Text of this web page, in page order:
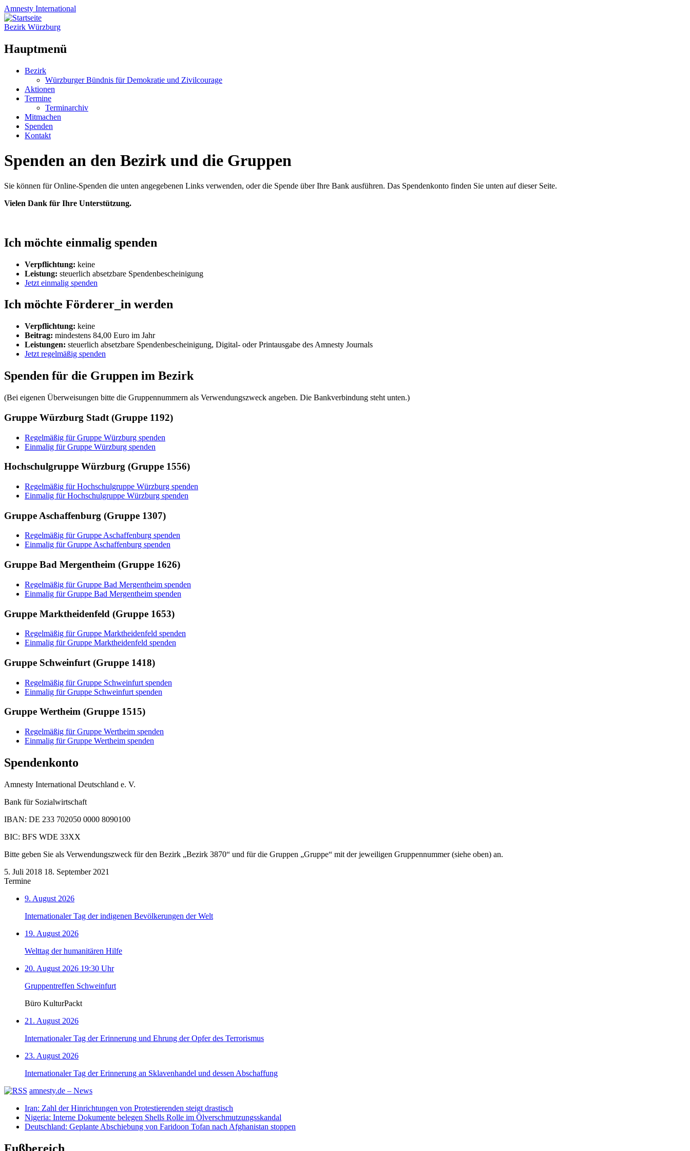
Amnesty International
Bezirk Würzburg
Hauptmenü
Zum
springen
Bezirk
Würzburger Bündnis für Demokratie und Zivilcourage
Aktionen
Termine
Terminarchiv
Mitmachen
Spenden
Kontakt
Spenden an den Bezirk und die Gruppen
Sie können für Online-Spenden die unten angegebenen Links verwenden, oder die Spende über Ihre Bank ausführen. Das Spendenkonto finden Sie unten auf dieser Seite.
Vielen Dank für Ihre Unterstützung.
Ich möchte einmalig spenden
Verpflichtung: keine
Leistung: steuerlich absetzbare Spendenbescheinigung
Jetzt einmalig spenden
Ich möchte Förderer_in werden
Verpflichtung: keine
Beitrag: mindestens 84,00 Euro im Jahr
Leistungen: steuerlich absetzbare Spendenbescheinigung, Digital- oder Printausgabe des Amnesty Journals
Jetzt regelmäßig spenden
Spenden für die Gruppen im Bezirk
(Bei eigenen Überweisungen bitte die Gruppennummern als Verwendungszweck angeben. Die Bankverbindung steht unten.)
Gruppe Würzburg Stadt (Gruppe 1192)
Regelmäßig für Gruppe Würzburg spenden
Einmalig für Gruppe Würzburg spenden
Hochschulgruppe Würzburg (Gruppe 1556)
Regelmäßig für Hochschulgruppe Würzburg spenden
Einmalig für Hochschulgruppe Würzburg spenden
Gruppe Aschaffenburg (Gruppe 1307)
Regelmäßig für Gruppe Aschaffenburg spenden
Einmalig für Gruppe Aschaffenburg spenden
Gruppe Bad Mergentheim (Gruppe 1626)
Regelmäßig für Gruppe Bad Mergentheim spenden
Einmalig für Gruppe Bad Mergentheim spenden
Gruppe Marktheidenfeld (Gruppe 1653)
Regelmäßig für Gruppe Marktheidenfeld spenden
Einmalig für Gruppe Marktheidenfeld spenden
Gruppe Schweinfurt (Gruppe 1418)
Regelmäßig für Gruppe Schweinfurt spenden
Einmalig für Gruppe Schweinfurt spenden
Gruppe Wertheim (Gruppe 1515)
Regelmäßig für Gruppe Wertheim spenden
Einmalig für Gruppe Wertheim spenden
Spendenkonto
Amnesty International Deutschland e. V.
Bank für Sozialwirtschaft
IBAN: DE 233 702050 0000 8090100
BIC: BFS WDE 33XX
Bitte geben Sie als Verwendungszweck für den Bezirk „Bezirk 3870“ und für die Gruppen „Gruppe“ mit der jeweiligen Gruppennummer (siehe oben) an.
5. Juli 2018 18. September 2021
Termine
9. August 2026
Internationaler Tag der indigenen Bevölkerungen der Welt
19. August 2026
Welttag der humanitären Hilfe
20. August 2026 19:30 Uhr
Gruppentreffen Schweinfurt
Büro KulturPackt
21. August 2026
Internationaler Tag der Erinnerung und Ehrung der Opfer des Terrorismus
23. August 2026
Internationaler Tag der Erinnerung an Sklavenhandel und dessen Abschaffung
amnesty.de – News
Iran: Zahl der Hinrichtungen von Protestierenden steigt drastisch
Nigeria: Interne Dokumente belegen Shells Rolle im Ölverschmutzungsskandal
Deutschland: Geplante Abschiebung von Faridoon Tofan nach Afghanistan stoppen